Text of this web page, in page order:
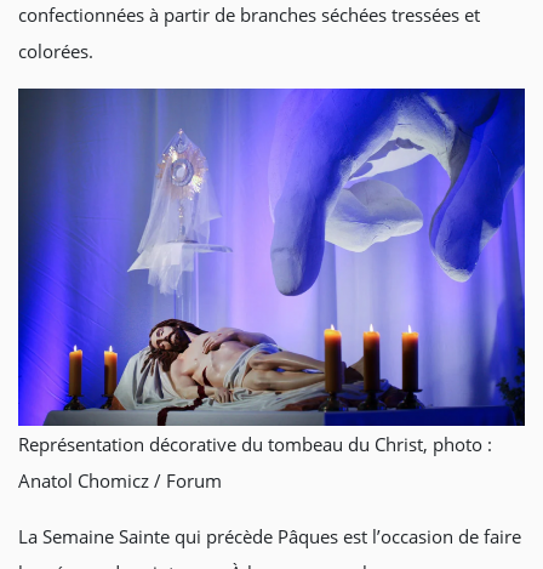
confectionnées à partir de branches séchées tressées et
colorées.
Représentation décorative du tombeau du Christ, photo :
Anatol Chomicz / Forum
La Semaine Sainte qui précède Pâques est l’occasion de faire